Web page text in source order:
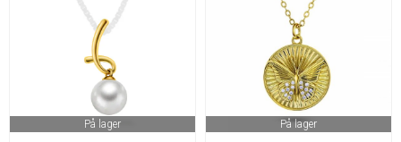
På lager På lager